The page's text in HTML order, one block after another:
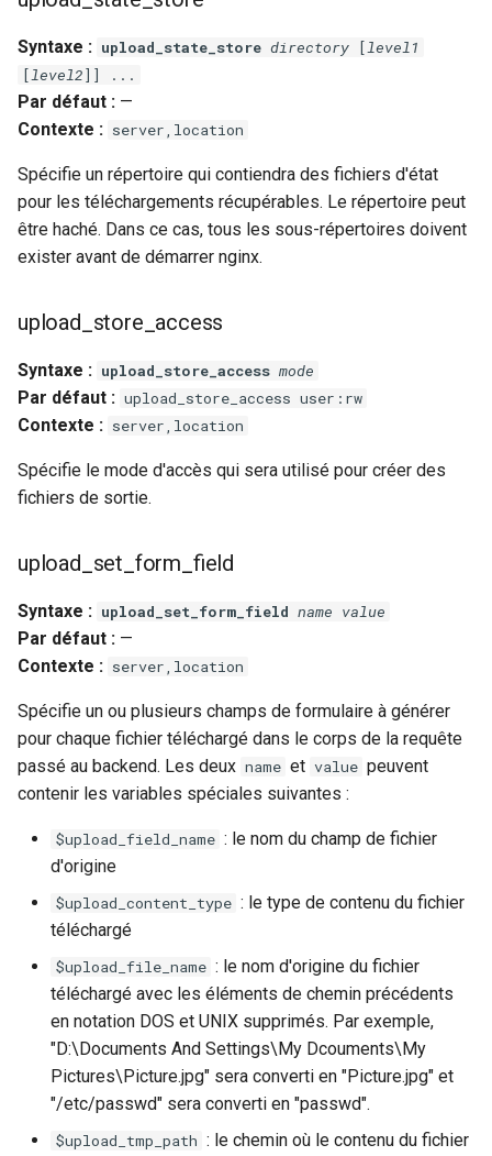
nsq
ntlm
openssl
perf
prettycjson
pubsub
qless-web
qless
rack
radixtree
redis-ratelimit
redis-util
redis
repl
reqargs
Syntaxe : upload_state_store directory [level1
[level2]] ...
Par défaut : —
Contexte : server,location
Spécifie un répertoire qui contiendra des fichiers d'état
pour les téléchargements récupérables. Le répertoire peut
être haché. Dans ce cas, tous les sous-répertoires doivent
exister avant de démarrer nginx.
upload_store_access
Syntaxe : upload_store_access mode
Par défaut : upload_store_access user:rw
Contexte : server,location
Spécifie le mode d'accès qui sera utilisé pour créer des
fichiers de sortie.
upload_set_form_field
Syntaxe : upload_set_form_field name value
Par défaut : —
Contexte : server,location
Spécifie un ou plusieurs champs de formulaire à générer
pour chaque fichier téléchargé dans le corps de la requête
passé au backend. Les deux name et value peuvent
contenir les variables spéciales suivantes :
$upload_field_name : le nom du champ de fichier
d'origine
$upload_content_type : le type de contenu du fichier
téléchargé
$upload_file_name : le nom d'origine du fichier
téléchargé avec les éléments de chemin précédents
en notation DOS et UNIX supprimés. Par exemple,
"D:\Documents And Settings\My Dcouments\My
Pictures\Picture.jpg" sera converti en "Picture.jpg" et
"/etc/passwd" sera converti en "passwd".
$upload_tmp_path : le chemin où le contenu du fichier